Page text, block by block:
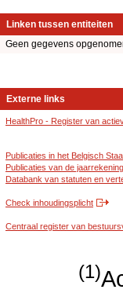
Linken tussen entiteiten
Geen gegevens
Externe links
HealthPro - Register van
Publicaties in het Belgisch
Publicaties van de
Databank van statuten en
Check inhoudingsplicht
Centraal register van
(1)